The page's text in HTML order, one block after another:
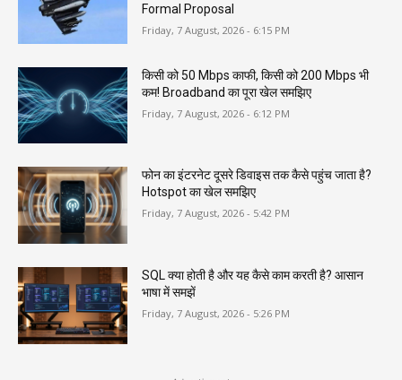
Formal Proposal
Friday, 7 August, 2026 - 6:15 PM
किसी को 50 Mbps काफी, किसी को 200 Mbps भी
कम! Broadband का पूरा खेल समझिए
Friday, 7 August, 2026 - 6:12 PM
फोन का इंटरनेट दूसरे डिवाइस तक कैसे पहुंच जाता है?
Hotspot का खेल समझिए
Friday, 7 August, 2026 - 5:42 PM
SQL क्या होती है और यह कैसे काम करती है? आसान
भाषा में समझें
Friday, 7 August, 2026 - 5:26 PM